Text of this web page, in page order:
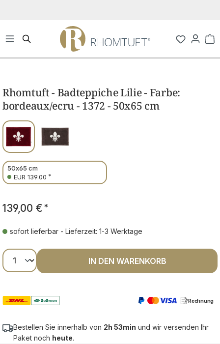
Rhomtuft - Badteppiche Lilie - Farbe:
bordeaux/ecru - 1372 - 50x65 cm
50x65 cm
EUR 139.00 *
139,00 € *
sofort lieferbar - Lieferzeit: 1-3 Werktage
Produkt Anzahl: Gib den gewünschten
IN DEN WARENKORB
Rechnung
Bestellen Sie innerhalb von 2h 53min und wir versenden Ihr
Paket noch heute.